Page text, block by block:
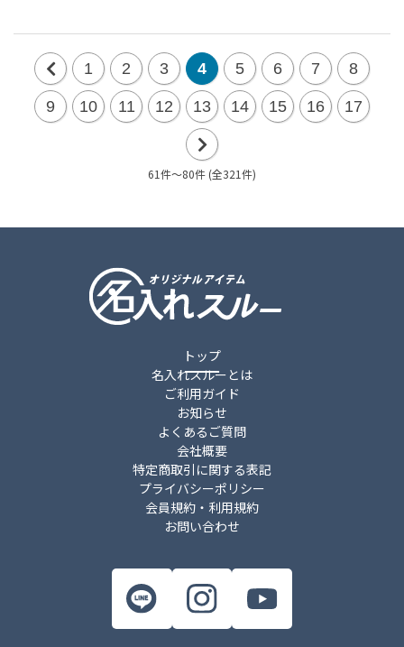
前
1 2 3 4 5 6 7 8
9 10 11 12 13 14 15 16 17
次
61件～80件 (全321件)
トップ
名入れスルーとは
ご利用ガイド
お知らせ
よくあるご質問
会社概要
特定商取引に関する表記
プライバシーポリシー
会員規約・利用規約
お問い合わせ